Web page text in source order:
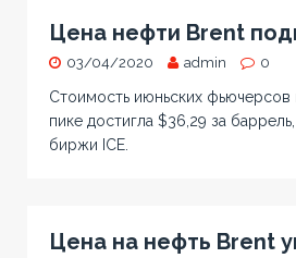
Цена нефти Brent
03/04/2020 admin 0
Стоимость июньских фьючерсов
пике достигла $36,29 за
биржи ICE.
Цена на нефть Brent